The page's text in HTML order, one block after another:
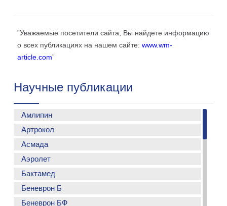
”Уважаемые посетители сайта, Вы найдете информацию
о всех публикациях на нашем сайте:www.wm-
article.com”
Научные публикации
Амлипин
Применение Амлипина у больных с гипертонической
болезьнью
больных метаболическим синдромом-практика
использования фиксированной комбинации
амлодипина и лизиноприла
Эффективность Амлипина в терапии у лиц старшего
Артрокол
Асмада
Аэролет
Бактамед
Применение Бактамеда в лечении госпитальной
пневмонии у взрослых
Беневрон Б
Беневрон БФ